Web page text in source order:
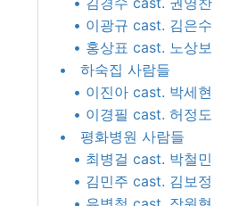
• 이광규 cast. 김은수
• 홍상표 cast. 노상보
• 하숙집 사람들
• 이진아 cast. 박세현
• 이경필 cast. 허정도
• 평화병원 사람들
• 최병걸 cast. 박철민
• 김민주 cast. 김보정